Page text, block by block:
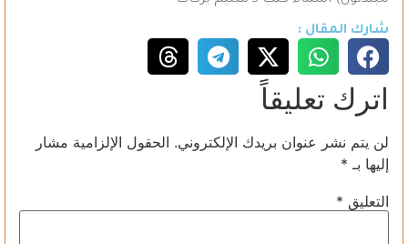
شارك المقال :
اترك تعليقاً
لن يتم نشر عنوان بريدك الإلكتروني. الحقول الإلزامية مشار
إليها بـ *
التعليق *